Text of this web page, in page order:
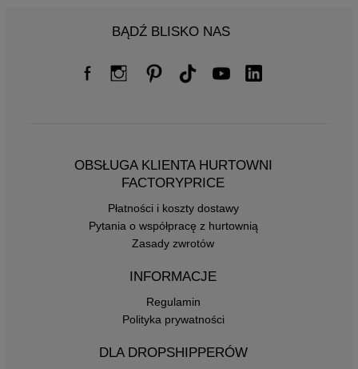
BĄDŹ BLISKO NAS
OBSŁUGA KLIENTA HURTOWNI
FACTORYPRICE
Płatności i koszty dostawy
Pytania o współpracę z hurtownią
Zasady zwrotów
INFORMACJE
Regulamin
Polityka prywatności
DLA DROPSHIPPERÓW